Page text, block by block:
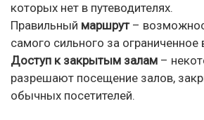
которых нет в путеводителях.
Правильный маршрут–
самого сильного за ограниченное
Доступ к закрытым залам –
разрешают посещение залов,
обычных посетителей.